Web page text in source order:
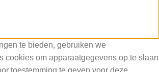
te bieden, gebruiken we
cookies om apparaatgegevens op te slaan
toestemming te geven voor deze